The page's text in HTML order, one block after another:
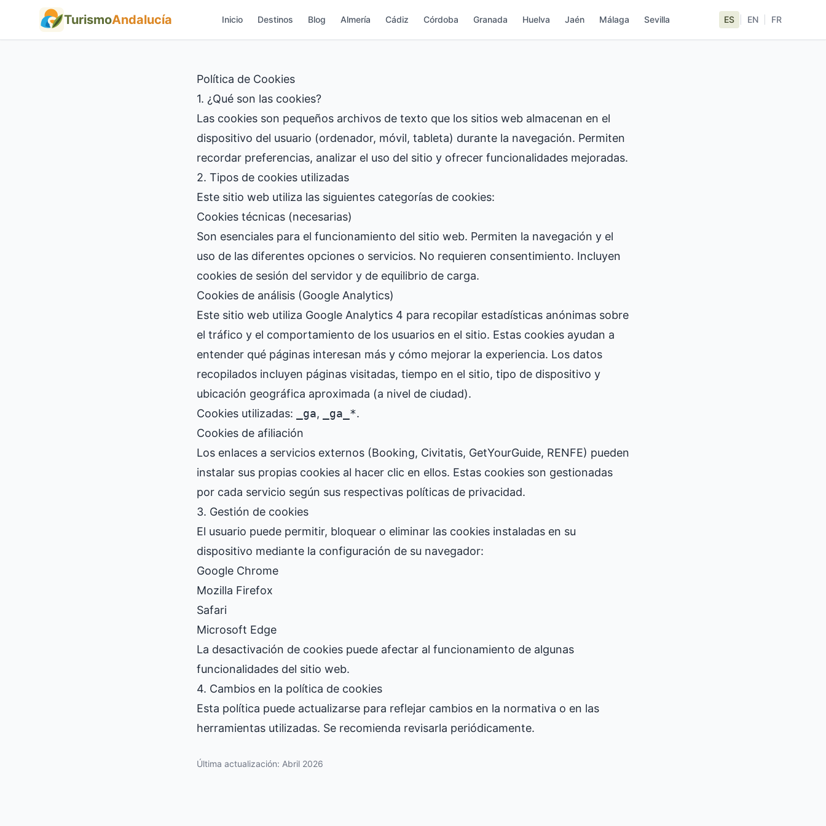
TurismoAndalucía Inicio Destinos Blog Almería Cádiz Córdoba Granada Huelva Jaén Málaga Sevilla ES EN FR
Política de Cookies
1. ¿Qué son las cookies?
Las cookies son pequeños archivos de texto que los sitios web almacenan en el
dispositivo del usuario (ordenador, móvil, tableta) durante la navegación. Permiten
recordar preferencias, analizar el uso del sitio y ofrecer funcionalidades mejoradas.
2. Tipos de cookies utilizadas
Este sitio web utiliza las siguientes categorías de cookies:
Cookies técnicas (necesarias)
Son esenciales para el funcionamiento del sitio web. Permiten la navegación y el
uso de las diferentes opciones o servicios. No requieren consentimiento. Incluyen
cookies de sesión del servidor y de equilibrio de carga.
Cookies de análisis (Google Analytics)
Este sitio web utiliza Google Analytics 4 para recopilar estadísticas anónimas sobre
el tráfico y el comportamiento de los usuarios en el sitio. Estas cookies ayudan a
entender qué páginas interesan más y cómo mejorar la experiencia. Los datos
recopilados incluyen páginas visitadas, tiempo en el sitio, tipo de dispositivo y
ubicación geográfica aproximada (a nivel de ciudad).
Cookies utilizadas:
_ga, _ga_*.
Cookies de afiliación
Los enlaces a servicios externos (Booking, Civitatis, GetYourGuide, RENFE) pueden
instalar sus propias cookies al hacer clic en ellos. Estas cookies son gestionadas
por cada servicio según sus respectivas políticas de privacidad.
3. Gestión de cookies
El usuario puede permitir, bloquear o eliminar las cookies instaladas en su
dispositivo mediante la configuración de su navegador:
Google Chrome
Mozilla Firefox
Safari
Microsoft Edge
La desactivación de cookies puede afectar al funcionamiento de algunas
funcionalidades del sitio web.
4. Cambios en la política de cookies
Esta política puede actualizarse para reflejar cambios en la normativa o en las
herramientas utilizadas. Se recomienda revisarla periódicamente.
Última actualización: Abril 2026